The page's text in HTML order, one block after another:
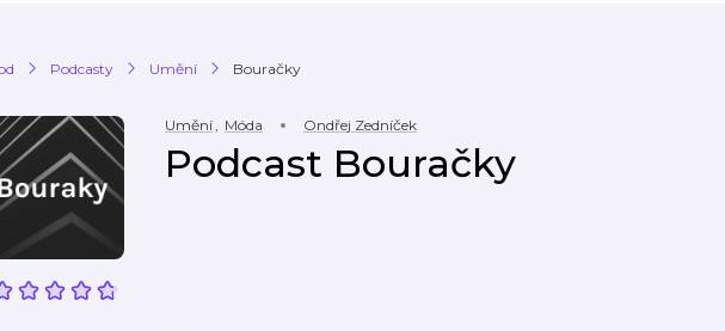
Podcasty Umění Bouračky
Umění, Móda Ondřej Zedníček
Podcast Bouračky